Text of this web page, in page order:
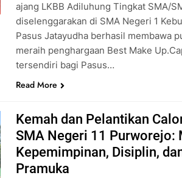
ajang LKBB Adiluhung Tingkat SMA/
diselenggarakan di SMA Negeri 1
Pasus Jatayudha berhasil membawa
meraih penghargaan Best Make
tersendiri bagi Pasus…
Read More
Kemah dan Pelantikan
SMA Negeri 11 Purworejo:
Kepemimpinan, Disiplin,
Pramuka